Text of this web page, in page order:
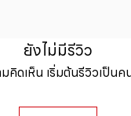
ยังไม่มีรีวิว
คิดเห็น เริ่มต้นรีวิวเป็นค